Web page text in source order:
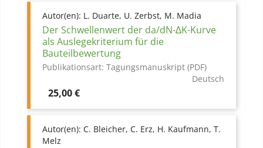
Autor(en): L. Duarte, U. Zerbst, M. Madia
Der Schwellenwert der da/dN-∆K-Kurve
als Auslegekriterium für die
Bauteilbewertung
Publikationsart: Tagungsmanuskript (PDF)
Deutsch
Preis
25,00 €
Autor(en): C. Bleicher, C. Erz, H. Kaufmann, T.
Melz